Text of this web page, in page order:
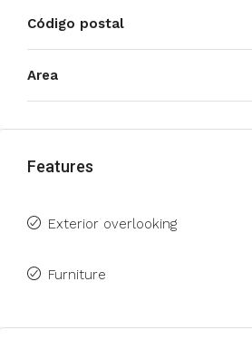
Código postal
Area
Features
Exterior overlooking
Furniture